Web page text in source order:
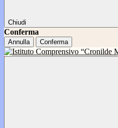
Chiudi
Conferma
Annulla Conferma